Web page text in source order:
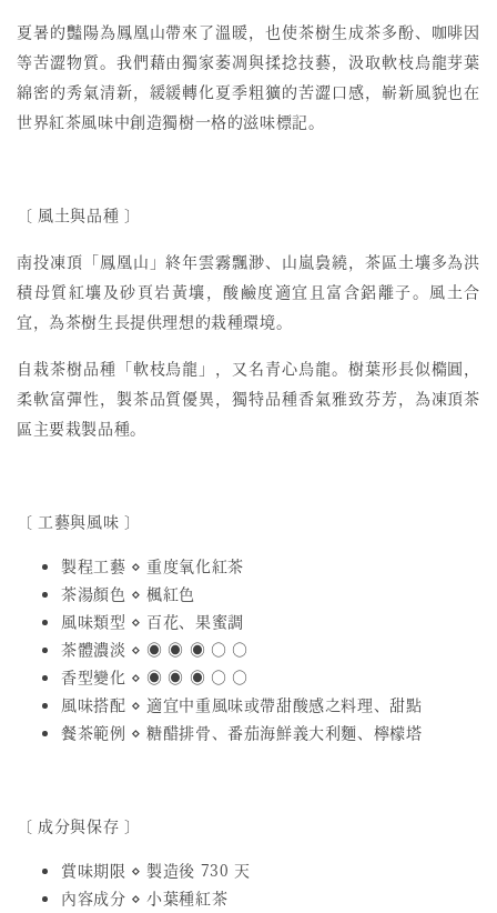
夏暑的豔陽為鳳凰山帶來了溫暖，也使茶樹生成茶多酚、咖啡因
等苦澀物質。我們藉由獨家萎凋與揉捻技藝，汲取軟枝烏龍芽葉
綿密的秀氣清新，緩緩轉化夏季粗獷的苦澀口感，嶄新風貌也在
世界紅茶風味中創造獨樹一格的滋味標記。
〔 風土與品種 〕
南投凍頂「鳳凰山」終年雲霧飄渺、山嵐裊繞，茶區土壤多為洪
積母質紅壤及砂頁岩黃壤，酸鹼度適宜且富含鋁離子。風土合
宜，為茶樹生長提供理想的栽種環境。
自栽茶樹品種「軟枝烏龍」，又名青心烏龍。樹葉形長似橢圓，
柔軟富彈性，製茶品質優異，獨特品種香氣雅致芬芳，為凍頂茶
區主要栽製品種。
〔 工藝與風味 〕
製程工藝 ⋄ 重度氧化紅茶
茶湯顏色 ⋄ 楓紅色
風味類型 ⋄ 百花、果蜜調
茶體濃淡 ⋄ ◉ ◉ ◉ ○ ○
香型變化 ⋄ ◉ ◉ ◉ ○ ○
風味搭配 ⋄ 適宜中重風味或帶甜酸感之料理、甜點
餐茶範例 ⋄ 糖醋排骨、番茄海鮮義大利麵、檸檬塔
〔 成分與保存 〕
賞味期限 ⋄ 製造後 730 天
內容成分 ⋄ 小葉種紅茶